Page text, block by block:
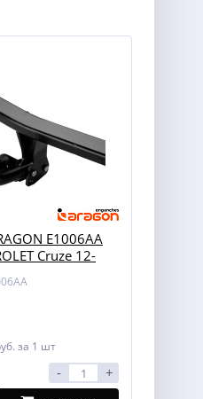
E1006AA
Cruze 12-
за 1 шт
- +